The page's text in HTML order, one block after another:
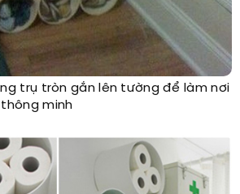
trụ tròn gắn lên tường để làm nơi
minh